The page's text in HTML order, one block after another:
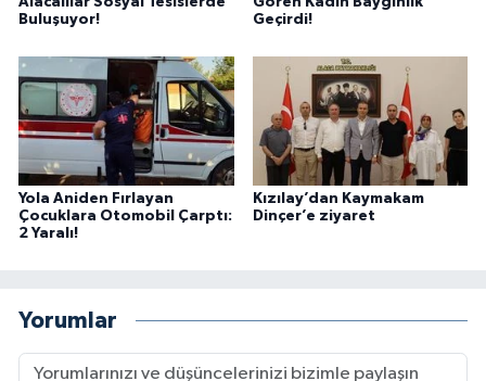
Buluşuyor!
Geçirdi!
Yola Aniden Fırlayan
Çocuklara Otomobil Çarptı:
2 Yaralı!
Kızılay’dan Kaymakam
Dinçer’e ziyaret
Yorumlar